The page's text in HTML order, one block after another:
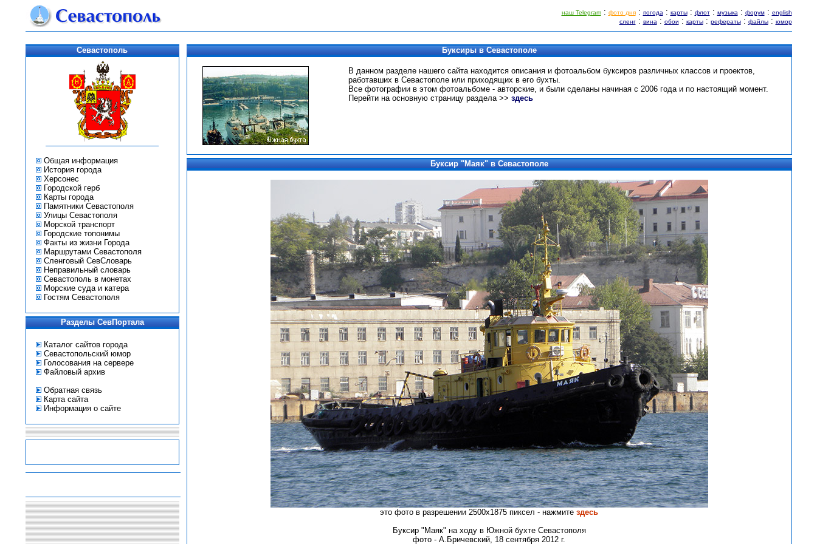
наш Telegram: фото дня: погода: карты: флот: музыка: форум: english
сленг: вина: обои : карты: рефераты: файлы: юмор
Севастополь
Общая информация
История города
Херсонес
Городской герб
Карты города
Памятники Севастополя
Улицы Севастополя
Морской транспорт
Городские топонимы
Факты из жизни Города
Маршрутами Севастополя
Сленговый СевСловарь
Неправильный словарь
Севастополь в монетах
Морские суда и катера
Гостям Севастополя
Разделы СевПортала
Каталог сайтов города
Севастопольский юмор
Голосования на сервере
Файловый архив
Обратная связь
Карта сайта
Информация о сайте
Буксиры в Севастополе
В данном разделе нашего сайта находится описания и фотоальбом буксиров различных классов и проектов,
работавших в Севастополе или приходящих в его бухты.
Все фотографии в этом фотоальбоме - авторские, и были сделаны начиная с 2006 года и по настоящий момент.
Перейти на основную страницу раздела >> здесь
Буксир "Маяк" в Севастополе
это фото в разрешении 2500х1875 пиксел - нажмите здесь
Буксир "Маяк" на ходу в Южной бухте Севастополя
фото - А.Бричевский, 18 сентября 2012 г.